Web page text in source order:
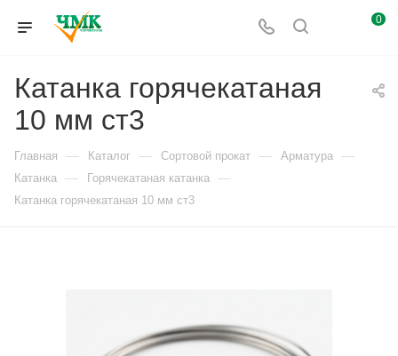
0
Катанка горячекатаная
10 мм ст3
Главная — Каталог — Сортовой прокат — Арматура —
Катанка — Горячекатаная катанка —
Катанка горячекатаная 10 мм ст3